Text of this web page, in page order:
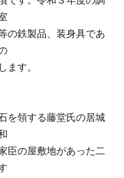
の鉄製品、装身具であ
ます。
領する藤堂氏の居城
臣の屋敷地があった二